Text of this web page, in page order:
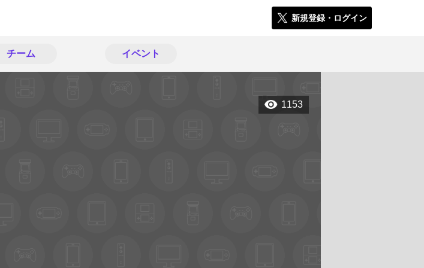
新規登録・ログイン
チーム イベント
1153